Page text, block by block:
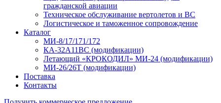
гражданской авиации
Техническое обслуживание вертолетов и ВС
Логистическое и таможенное сопровождение
Каталог
МИ-8/17/171/172
КА-32А11ВС (модификации)
Летающий «КРОКОДИЛ» МИ-24 (модификации)
МИ-26/26Т (модификации)
Поставка
Контакты